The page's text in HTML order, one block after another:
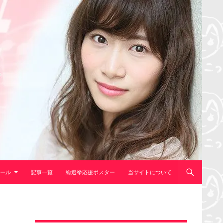
ル 記事一覧 総選挙応援ポスター 当サイトについて